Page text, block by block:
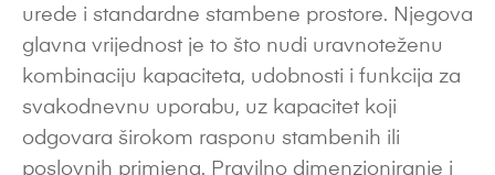
urede i standardne stambene prostore. Njegova
glavna vrijednost je to što nudi uravnoteženu
kombinaciju kapaciteta, udobnosti i funkcija za
svakodnevnu uporabu, uz kapacitet koji
odgovara širokom rasponu stambenih ili
poslovnih primjena. Pravilno dimenzioniranje i